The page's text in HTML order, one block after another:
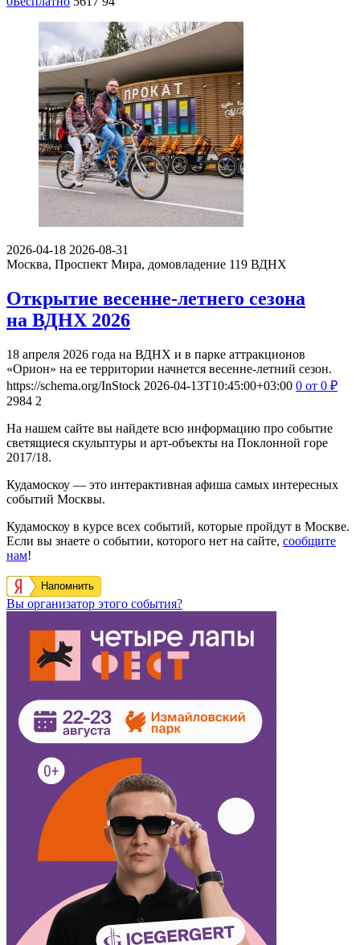
2026-04-18 2026-08-31
Москва, Проспект Мира, домовладение 119 ВДНХ
Открытие весенне-летнего сезона
на ВДНХ 2026
18 апреля 2026 года на ВДНХ и в парке аттракционов
«Орион» на ее территории начнется весенне-летний сезон.
https://schema.org/InStock 2026-04-13T10:45:00+03:00 0 от 0 ₽
2984 2
На нашем сайте вы найдете всю информацию про событие
светящиеся скульптуры и арт-объекты на Поклонной горе
2017/18.
Кудамоскоу — это интерактивная афиша самых интересных
событий Москвы.
Кудамоскоу в курсе всех событий, которые пройдут в Москве.
Если вы знаете о событии, которого нет на сайте, сообщите
нам!
Напомнить
Вы организатор этого события?